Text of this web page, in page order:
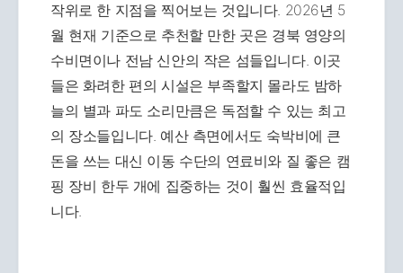
작위로 한 지점을 찍어보는 것입니다. 2026년 5
월 현재 기준으로 추천할 만한 곳은 경북 영양의
수비면이나 전남 신안의 작은 섬들입니다. 이곳
들은 화려한 편의 시설은 부족할지 몰라도 밤하
늘의 별과 파도 소리만큼은 독점할 수 있는 최고
의 장소들입니다. 예산 측면에서도 숙박비에 큰
돈을 쓰는 대신 이동 수단의 연료비와 질 좋은 캠
핑 장비 한두 개에 집중하는 것이 훨씬 효율적입
니다.